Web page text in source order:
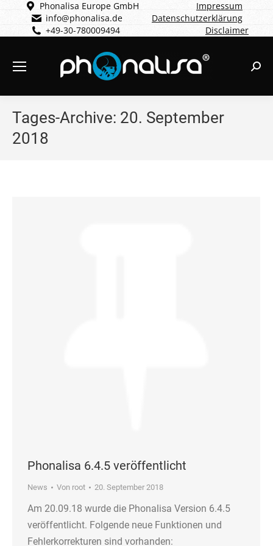
Phonalisa Europe GmbH
info@phonalisa.de
+49-30-780009494
Impressum
Datenschutzerklärung
Disclaimer
Tages-Archive: 20. September
2018
Phonalisa 6.4.5 veröffentlicht
News Von root 20. September 2018
Am 20.09.18 wurde die Phonalisa Version 6.4.5
veröffentlicht. Folgende neue Funktionen und
Fehlerkorrekturen sind vorhanden: